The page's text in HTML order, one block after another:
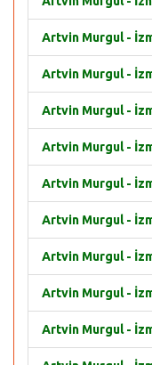
Artvin Murgul -
Artvin Murgul -
Artvin Murgul -
Artvin Murgul -
Artvin Murgul -
Artvin Murgul -
Artvin Murgul -
Artvin Murgul -
Artvin Murgul -